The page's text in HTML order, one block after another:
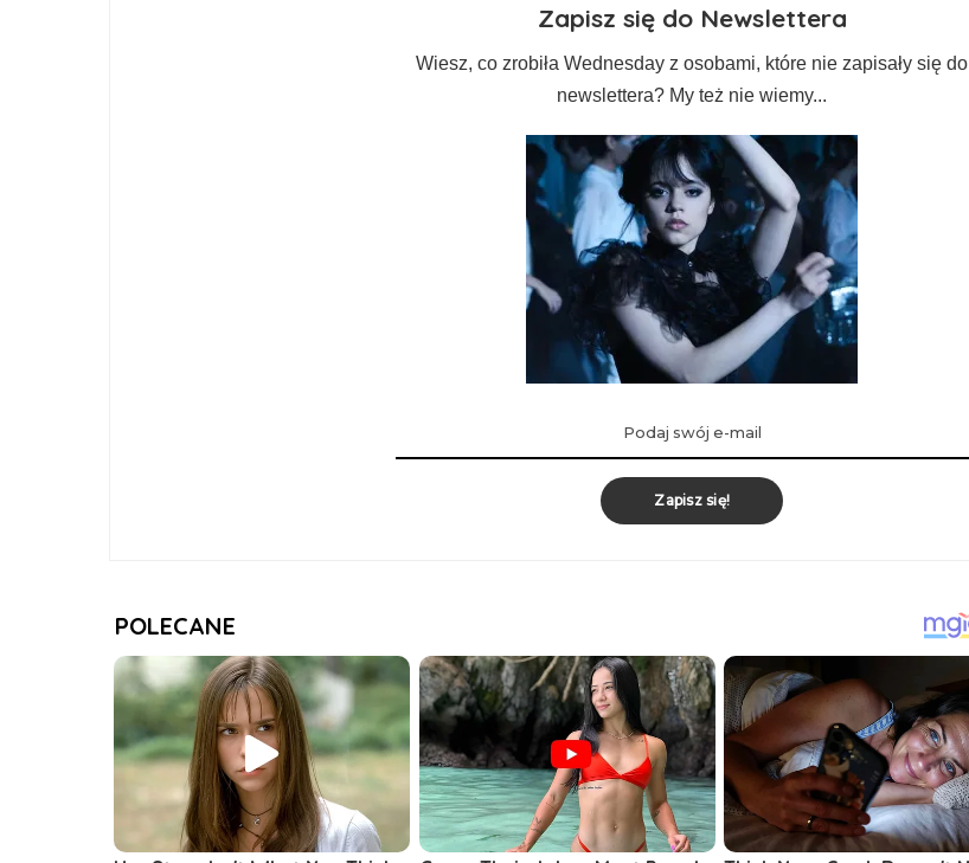
Zapisz się do Newslettera
Wiesz, co zrobiła Wednesday z osobami, które nie zapisały się do
newslettera? My też nie wiemy...
Zapisz się!